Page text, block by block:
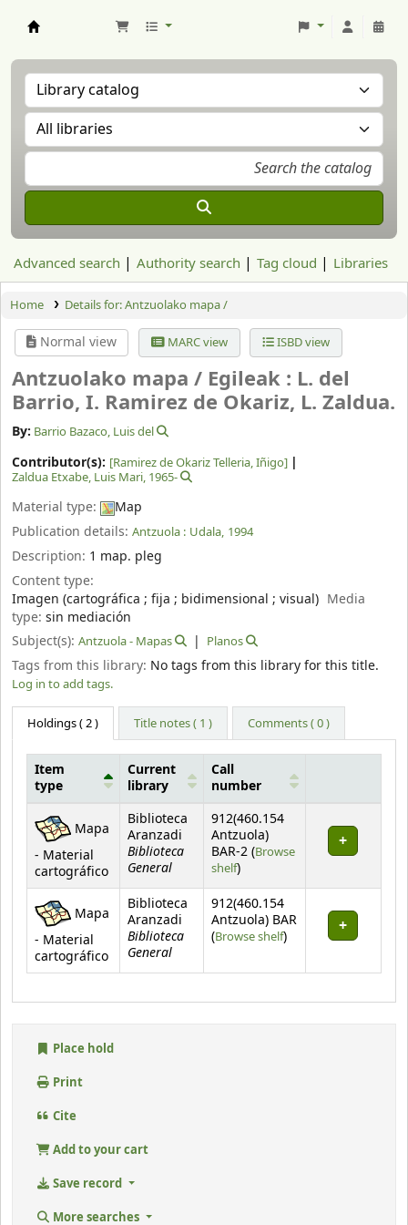
Advanced search Authority search Tag cloud Libraries
Home Details for:Antzuolako mapa /
Normal view MARC view ISBD view
Antzuolako mapa / Egileak : L. del
Barrio, I. Ramirez de Okariz, L. Zaldua.
By: Barrio Bazaco, Luis del
Contributor(s): [Ramirez de Okariz Telleria, Iñigo]
Zaldua Etxabe, Luis Mari, 1965-
Material type:
Map
Publication details: Antzuola : Udala, 1994
Description: 1 map. pleg
Content type:
Imagen (cartográfica ; fija ; bidimensional ; visual) Media
type: sin mediación
Subject(s): Antzuola - Mapas Planos
Tags from this library: No tags from this library for this title.
Log in to add tags.
Holdings( 2 ) Title notes ( 1 ) Comments ( 0 )
Holdings
Item
type
Current
library
Call
number
Mapa
- Material
cartográfico
Biblioteca
Aranzadi
Biblioteca
General
912(460.154
Antzuola)
BAR-2 (Browse
shelf(Opens below)
)
Mapa
- Material
cartográfico
Biblioteca
Aranzadi
Biblioteca
General
912(460.154
Antzuola) BAR
(Browse shelf(Opens below)
)
Place hold
Print
Cite
Add to your cart
Save record
More searches